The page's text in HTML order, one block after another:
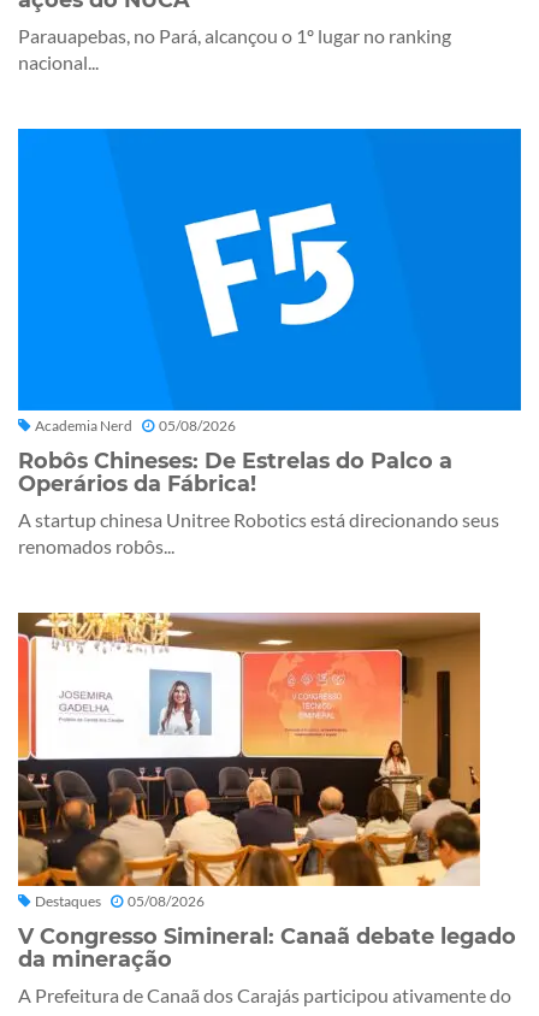
Parauapebas, no Pará, alcançou o 1º lugar no ranking
nacional...
Academia Nerd 05/08/2026
Robôs Chineses: De Estrelas do Palco a
Operários da Fábrica!
A startup chinesa Unitree Robotics está direcionando seus
renomados robôs...
Destaques 05/08/2026
V Congresso Simineral: Canaã debate legado
da mineração
A Prefeitura de Canaã dos Carajás participou ativamente do